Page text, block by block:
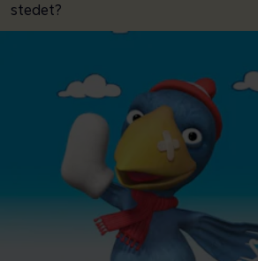
stedet?